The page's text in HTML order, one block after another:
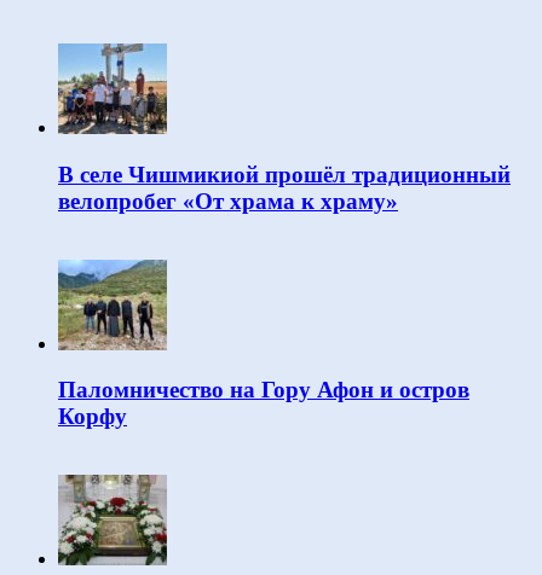
В селе Чишмикиой прошёл традиционный
велопробег «От храма к храму»
Паломничество на Гору Афон и остров
Корфу